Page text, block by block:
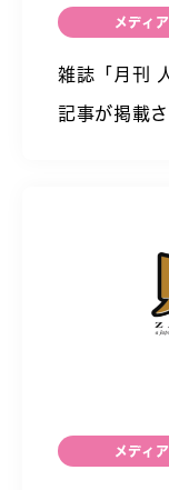
メディア
雑誌「月刊
記事が掲載
メディア